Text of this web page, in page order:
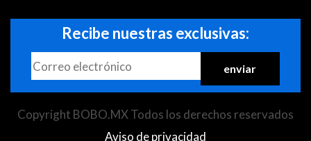
Recibe nuestras exclusivas:
Copyright BOBO.MX Todos los derechos reservados
Aviso de privacidad